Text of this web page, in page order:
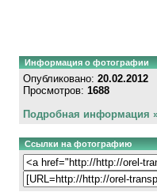
Информация о фотографии
Опубликовано: 20.02.2012
Просмотров: 1688
Подробная информация
Ссылки на фотографию